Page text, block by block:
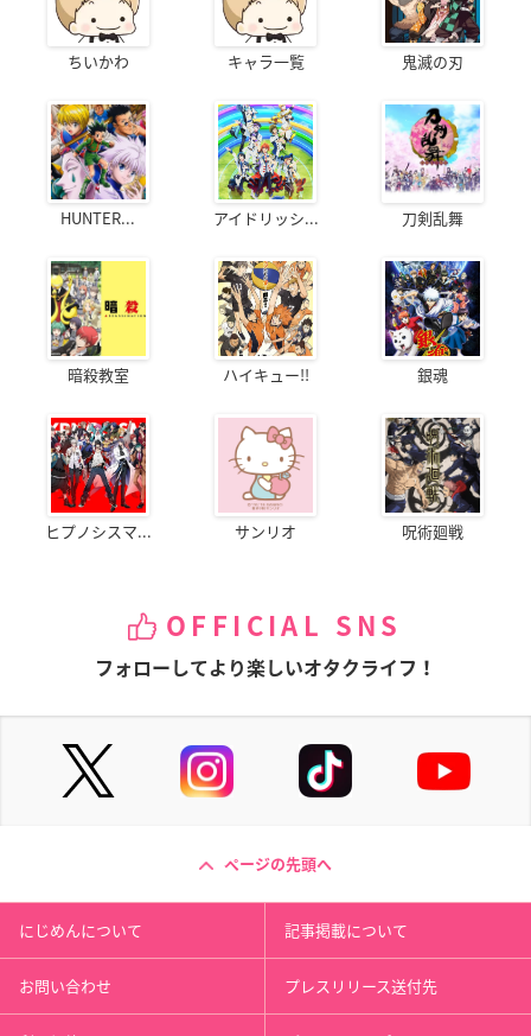
ちいかわ キャラ一覧 鬼滅の刃
HUNTER... アイドリッシ... 刀剣乱舞
暗殺教室 ハイキュー!! 銀魂
ヒプノシスマ... サンリオ 呪術廻戦
OFFICIAL SNS
フォローしてより楽しいオタクライフ！
ページの先頭へ
にじめんについて 記事掲載について
お問い合わせ プレスリリース送付先